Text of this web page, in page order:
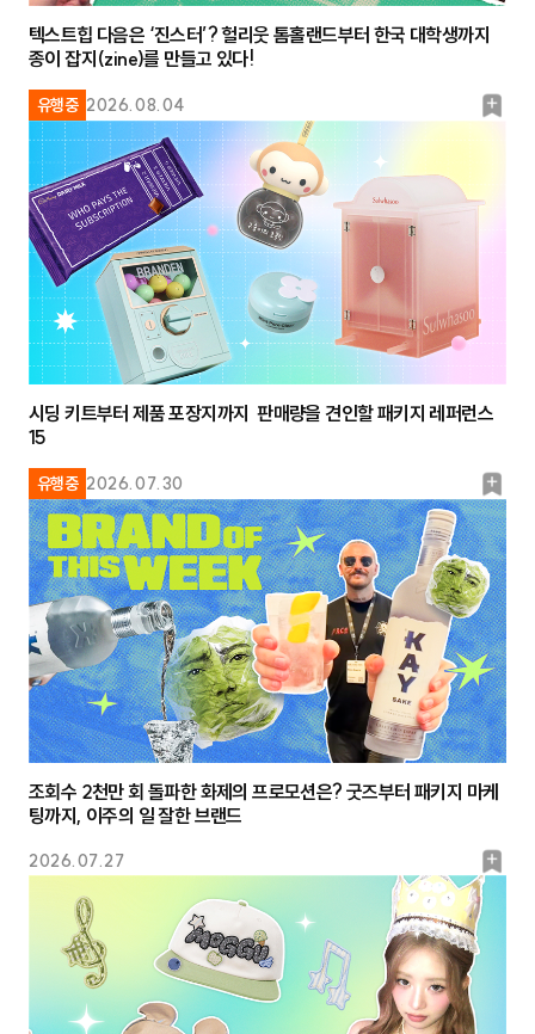
유행중 2026.08.04
북
텍스트힙 다음은 ‘진스터’? 헐리웃 톰홀랜드부터 한국 대학생까지
종이 잡지(zine)를 만들고 있다!
유행중 2026.07.30
북
마
크
시딩 키트부터 제품 포장지까지 판매량을 견인할 패키지 레퍼런스
15
2026.07.27
북
마
크
조회수 2천만 회 돌파한 화제의 프로모션은? 굿즈부터 패키지 마케
팅까지, 이주의 일 잘한 브랜드